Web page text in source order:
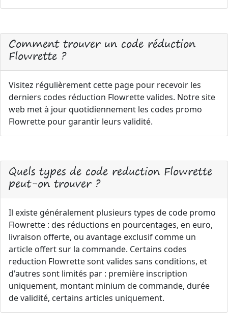
Comment trouver un code réduction
Flowrette ?
Visitez régulièrement cette page pour recevoir les
derniers codes réduction Flowrette valides. Notre site
web met à jour quotidiennement les codes promo
Flowrette pour garantir leurs validité.
Quels types de code reduction Flowrette
peut-on trouver ?
Il existe généralement plusieurs types de code promo
Flowrette : des réductions en pourcentages, en euro,
livraison offerte, ou avantage exclusif comme un
article offert sur la commande. Certains codes
reduction Flowrette sont valides sans conditions, et
d'autres sont limités par : première inscription
uniquement, montant minium de commande, durée
de validité, certains articles uniquement.